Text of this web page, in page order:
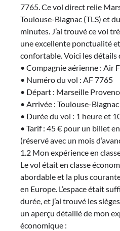
7765. Ce vol direct relie
Toulouse-Blagnac (TLS) et
minutes. J’ai trouvé ce vol
une excellente ponctualité
confortable. Voici les détails
• Compagnie aérienne : Air
• Numéro du vol : AF 7765
• Départ : Marseille
• Arrivée : Toulouse-
• Durée du vol : 1 heure et
• Tarif : 45 € pour un billet
(réservé avec un mois
1.2 Mon expérience en
Le vol était en classe
abordable et la plus
en Europe. L’espace était
durée, et j’ai trouvé les
un aperçu détaillé de mon
économique :